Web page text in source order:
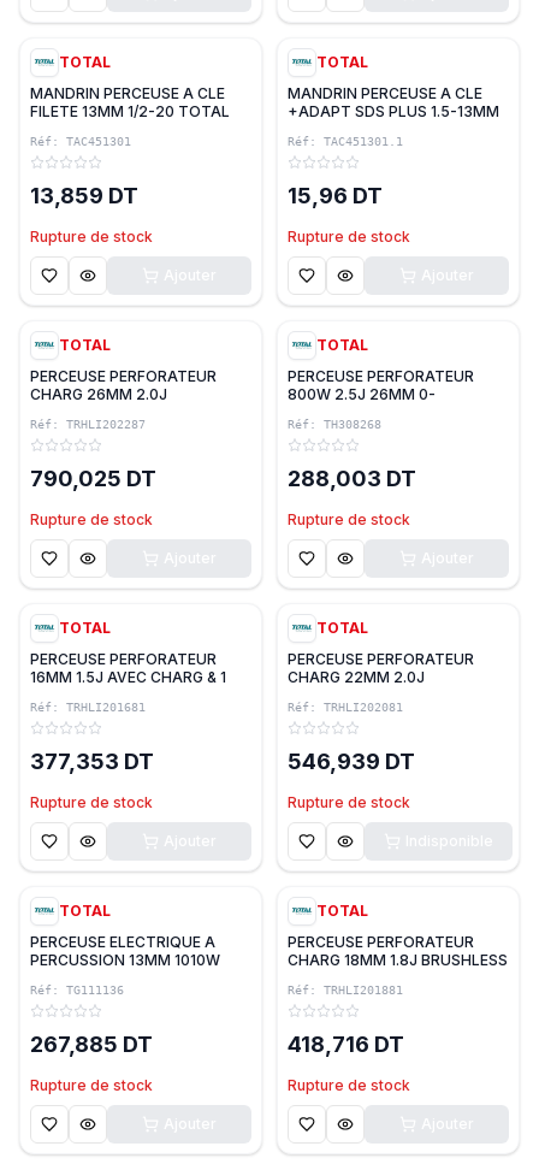
TOTAL
MANDRIN PERCEUSE A CLE
FILETE 13MM 1/2-20 TOTAL
Réf: TAC451301
13,859 DT
Rupture de stock
TOTAL
MANDRIN PERCEUSE A CLE
+ADAPT SDS PLUS 1.5-13MM
Réf: TAC451301.1
15,96 DT
Rupture de stock
TOTAL
PERCEUSE PERFORATEUR
CHARG 26MM 2.0J
BATTERIES 4.0AH 20V SDS
PLUS TOTAL
Réf: TRHLI202287
790,025 DT
Rupture de stock
TOTAL
PERCEUSE PERFORATEUR
800W 2.5J 26MM 0-
Réf: TH308268
288,003 DT
Rupture de stock
TOTAL
PERCEUSE PERFORATEUR
16MM 1.5J AVEC CHARG & 1
PLUS TOTAL
Réf: TRHLI201681
377,353 DT
Rupture de stock
TOTAL
PERCEUSE PERFORATEUR
CHARG 22MM 2.0J
PLUS TOTAL
Réf: TRHLI202081
546,939 DT
Rupture de stock
TOTAL
PERCEUSE ELECTRIQUE A
PERCUSSION 13MM 1010W
Réf: TG111136
267,885 DT
Rupture de stock
TOTAL
PERCEUSE PERFORATEUR
CHARG 18MM 1.8J BRUSHLESS
PLUS TOTAL
Réf: TRHLI201881
418,716 DT
Rupture de stock